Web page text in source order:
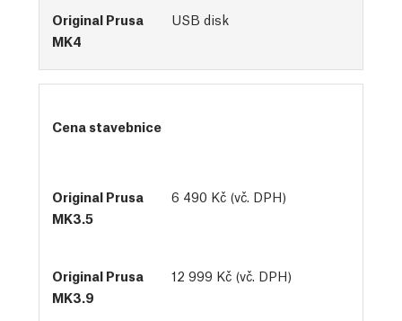
USB disk
Cena stavebnice
6 490 Kč (vč. DPH)
12 999 Kč (vč. DPH)